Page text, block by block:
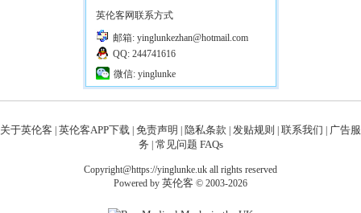
英伦客网联系方式
邮箱: yinglunkezhan@hotmail.com
QQ: 244741616
微信: yinglunke
关于英伦客 英伦客APP下载 免责声明 隐私条款 发贴规则 联系我们
广告服
务 常见问题 FAQs
Copyright@https://yinglunke.uk all rights reserved
Powered by 英伦客 © 2003-2026